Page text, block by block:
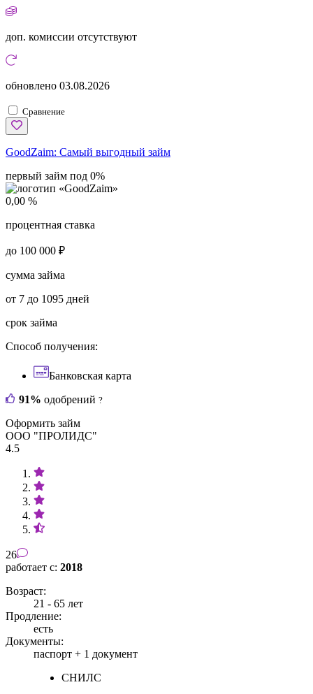
доп. комиссии отсутствуют
обновлено 03.08.2026
Сравнение
GoodZaim: Самый выгодный займ
первый займ под 0%
0,00 %
процентная ставка
до 100 000 ₽
сумма займа
от 7 до 1095 дней
срок займа
Способ получения:
Банковская карта
91% одобрений ?
Оформить займ
ООО "ПРОЛИДС"
4.5
26
работает с: 2018
Возраст:
21 - 65 лет
Продление:
есть
Документы:
паспорт + 1 документ
СНИЛС